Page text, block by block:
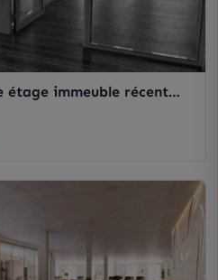
étage immeuble récent
gare